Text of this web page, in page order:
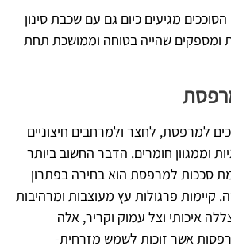
מגיעים כיום גם עם שכבת סינון
ומספקים שהייה בטוחה וממושכת תחת
למרפסת, לחצר ולמרחבים חיצוניים
וממגוון חומרים. הדבר החשוב ביותר
סככות למרפסת הוא בחירה בפתרון
קיימות פרגולות עץ מעוצבות ומרהיבות
איכותי וצל עמוק וקריר, אלה
אשר זוכות לשמש מזרחית-